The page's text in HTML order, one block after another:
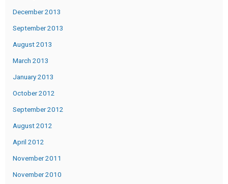
December 2013
September 2013
August 2013
March 2013
January 2013
October 2012
September 2012
August 2012
April 2012
November 2011
November 2010